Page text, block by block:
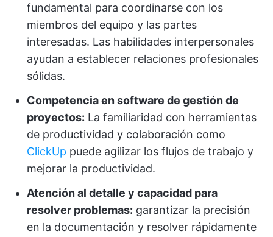
fundamental para coordinarse con los
miembros del equipo y las partes
interesadas. Las habilidades interpersonales
ayudan a establecer relaciones profesionales
sólidas.
Competencia en software de gestión de
proyectos: La familiaridad con herramientas
de productividad y colaboración como
ClickUp puede agilizar los flujos de trabajo y
mejorar la productividad.
Atención al detalle y capacidad para
resolver problemas: garantizar la precisión
en la documentación y resolver rápidamente